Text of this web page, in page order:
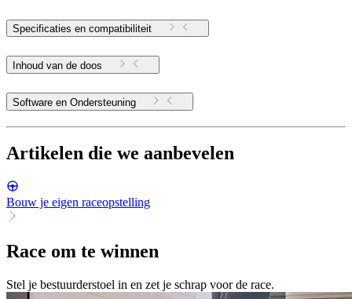
Specificaties en compatibiliteit
Inhoud van de doos
Software en Ondersteuning
Artikelen die we aanbevelen
Bouw je eigen raceopstelling
Race om te winnen
Stel je bestuurderstoel in en zet je schrap voor de race.